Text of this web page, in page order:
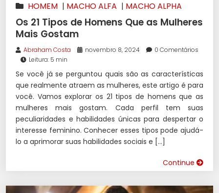
HOMEM | MACHO ALFA | MACHO ALPHA
Os 21 Tipos de Homens Que as Mulheres
Mais Gostam
Abraham Costa novembro 8, 2024
0 Comentários
Leitura: 5 min
Se você já se perguntou quais são as características
que realmente atraem as mulheres, este artigo é para
você. Vamos explorar os 21 tipos de homens que as
mulheres mais gostam. Cada perfil tem suas
peculiaridades e habilidades únicas para despertar o
interesse feminino. Conhecer esses tipos pode ajudá-
lo a aprimorar suas habilidades sociais e […]
Continue